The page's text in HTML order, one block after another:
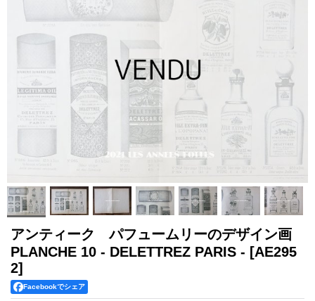
アンティーク パフュームリーのデザイン画
PLANCHE 10 - DELETTREZ PARIS - [AE295
2]
Facebookでシェア